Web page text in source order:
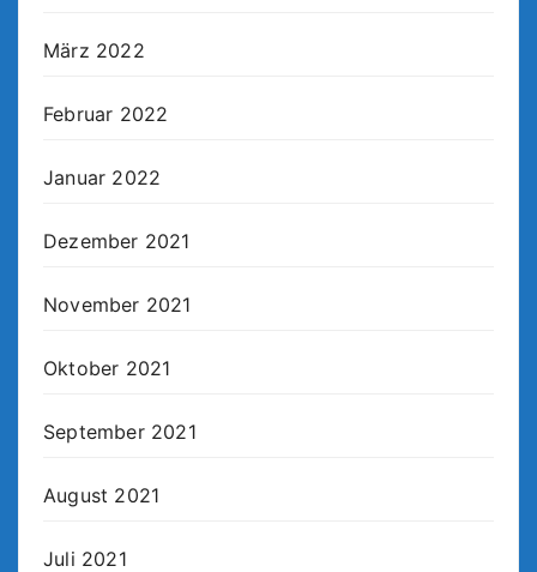
März 2022
Februar 2022
Januar 2022
Dezember 2021
November 2021
Oktober 2021
September 2021
August 2021
Juli 2021